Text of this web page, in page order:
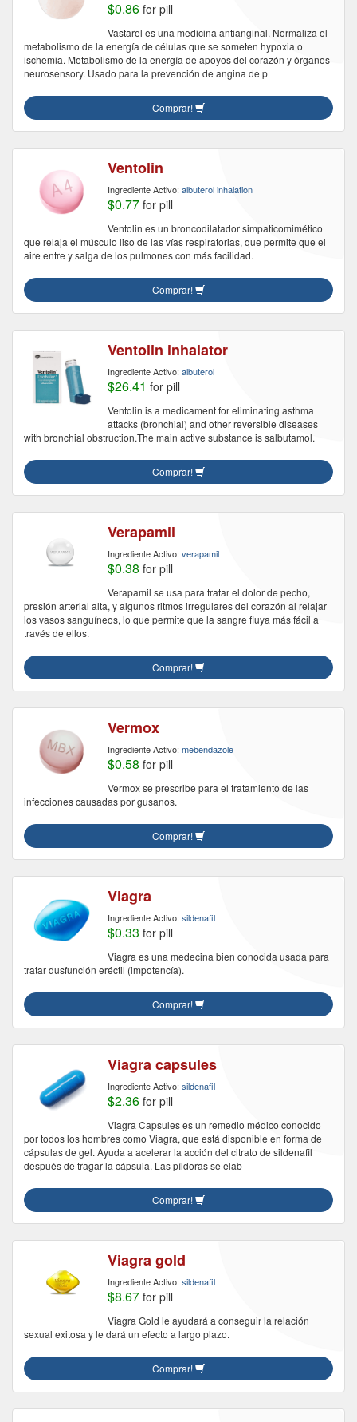
$0.86 for pill
Vastarel es una medicina antianginal. Normaliza el
metabolismo de la energía de células que se someten hypoxia o
ischemia. Metabolismo de la energía de apoyos del corazón y órganos
neurosensory. Usado para la prevención de angina de p
Comprar!
Ventolin
Ingrediente Activo: albuterol inhalation
$0.77 for pill
Ventolin es un broncodilatador simpaticomimético
que relaja el músculo liso de las vías respiratorias, que permite que el
aire entre y salga de los pulmones con más facilidad.
Comprar!
Ventolin inhalator
Ingrediente Activo: albuterol
$26.41 for pill
Ventolin is a medicament for eliminating asthma
attacks (bronchial) and other reversible diseases
with bronchial obstruction.The main active substance is salbutamol.
Comprar!
Verapamil
Ingrediente Activo: verapamil
$0.38 for pill
Verapamil se usa para tratar el dolor de pecho,
presión arterial alta, y algunos ritmos irregulares del corazón al relajar
los vasos sanguíneos, lo que permite que la sangre fluya más fácil a
través de ellos.
Comprar!
Vermox
Ingrediente Activo: mebendazole
$0.58 for pill
Vermox se prescribe para el tratamiento de las
infecciones causadas por gusanos.
Comprar!
Viagra
Ingrediente Activo: sildenafil
$0.33 for pill
Viagra es una medecina bien conocida usada para
tratar dusfunción eréctil (impotencía).
Comprar!
Viagra capsules
Ingrediente Activo: sildenafil
$2.36 for pill
Viagra Capsules es un remedio médico conocido
por todos los hombres como Viagra, que está disponible en forma de
cápsulas de gel. Ayuda a acelerar la acción del citrato de sildenafil
después de tragar la cápsula. Las píldoras se elab
Comprar!
Viagra gold
Ingrediente Activo: sildenafil
$8.67 for pill
Viagra Gold le ayudará a conseguir la relación
sexual exitosa y le dará un efecto a largo plazo.
Comprar!